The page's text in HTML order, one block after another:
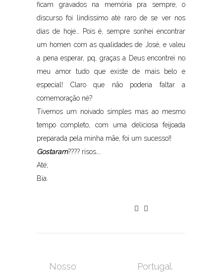
ficam gravados na memória pra sempre, o
discurso foi lindíssimo até raro de se ver nos
dias de hoje… Pois é, sempre sonhei encontrar
um homen com as qualidades de José, e valeu
a pena esperar, pq, graças a Deus encontrei no
meu amor tudo que existe de mais belo e
especial! Claro que não poderia faltar a
comemoração né?
Tivemos um noivado simples mas ao mesmo
tempo completo, com uma deliciosa feijoada
preparada pela minha mãe, foi um sucesso!!
Gostaram???? risos….
Até;
Bia.
Nosso
Portugal.